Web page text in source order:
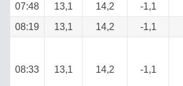
07:48
13,1 14,2
-1,1
08:19
13,1 14,2 -1,1
08:33 13,1 14,2 -1,1
VÝPOČET
SALINITY